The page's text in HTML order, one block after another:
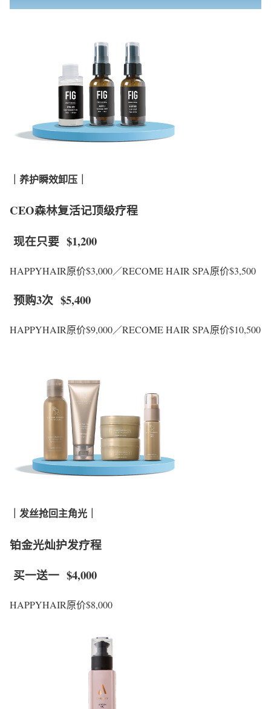
｜养护瞬效卸压｜
CEO森林复活记顶级疗程
现在只要 $1,200
HAPPYHAIR原价$3,000／RECOME HAIR SPA原价$3,500
预购3次 $5,400
HAPPYHAIR原价$9,000／RECOME HAIR SPA原价$10,500
｜发丝抢回主角光｜
铂金光灿护发疗程
买一送一 $4,000
HAPPYHAIR原价$8,000